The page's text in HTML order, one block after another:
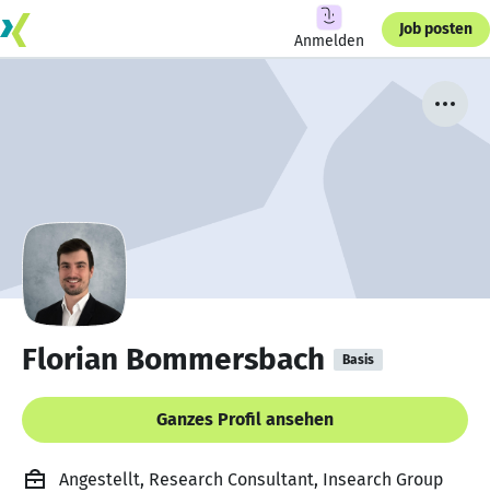
Anmelden
Job posten
Florian Bommersbach Basis
Ganzes Profil ansehen
Angestellt, Research Consultant, Insearch Group